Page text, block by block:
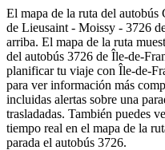
El mapa de la ruta del
de Lieusaint - Moissy - 3726
arriba. El mapa de la ruta
del autobús 3726 de Île-de-
planificar tu viaje con Île-de-
para ver información más
incluidas alertas sobre una
trasladadas. También puedes
tiempo real en el mapa de la
parada el autobús 3726.